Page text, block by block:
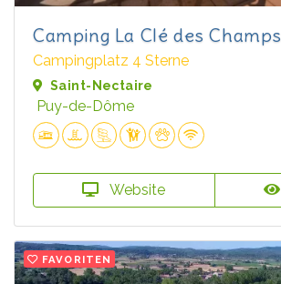
Camping La Clé des Champs
Campingplatz 4 Sterne
Saint-Nectaire
Puy-de-Dôme
Website
FAVORITEN